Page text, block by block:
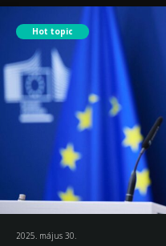
Hot topic
2025. május 30.